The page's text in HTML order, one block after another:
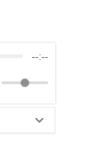
--:--